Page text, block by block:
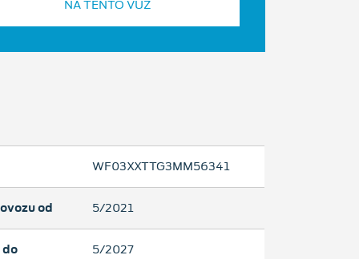
NA TENTO VŮZ
WF03XXTTG3MM56341
od 5/2021
do 5/2027